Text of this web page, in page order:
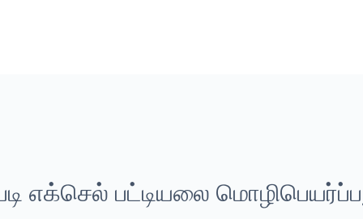
எக்செல் பட்டியலை